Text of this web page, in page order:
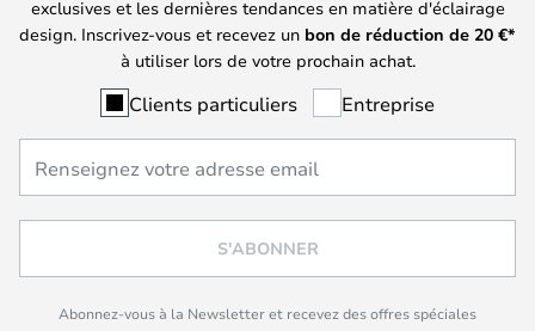
exclusives et les dernières tendances en matière d'éclairage
design. Inscrivez-vous et recevez un bon de réduction de 20 €*
à utiliser lors de votre prochain achat.
Clients particuliers Entreprise
S'ABONNER
Abonnez-vous à la Newsletter et recevez des offres spéciales